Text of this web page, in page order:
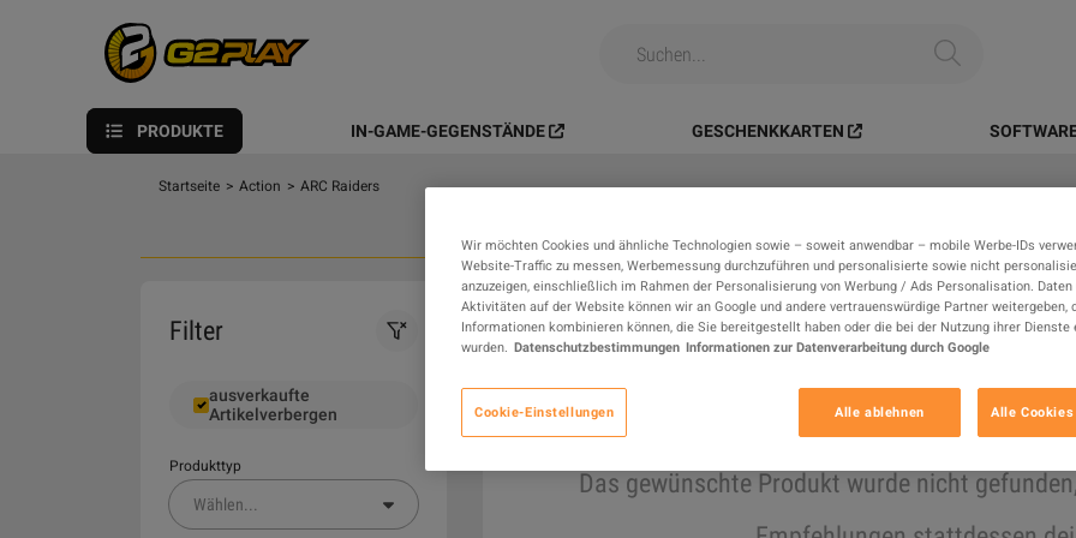
PRODUKTE IN-GAME-GEGENSTÄNDE GESCHENKKARTEN
Startseite > Action > ARC Raiders
Digitale Produkte In-
Filter
ausverkaufte
Artikelverbergen
Produkttyp
Wählen
0 Suchergebnisse
ausverkaufte Artikelverbergen
Das gewünschte Produkt wurde nicht
Wir möchten Cookies und ähnliche Technologien sowie – soweit anwendbar – mobile Werbe-IDs
Website-Traffic zu messen, Werbemessung durchzuführen und personalisierte sowie nicht
anzuzeigen, einschließlich im Rahmen der Personalisierung von Werbung / Ads Personalisation. Daten
Aktivitäten auf der Website können wir an Google und andere vertrauenswürdige Partner weitergeben,
Informationen kombinieren können, die Sie bereitgestellt haben oder die bei der Nutzung ihrer Dienste
wurden. Datenschutzbestimmungen Informationen zur Datenverarbeitung durch Google
Cookie-Einstellungen Alle ablehnen Alle